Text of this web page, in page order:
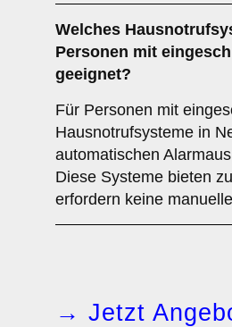
Welches
Personen mit
geeignet?
Für Personen mit
Hausnotrufsysteme in
automatischen
Diese Systeme bieten
erfordern keine
→ Jetzt